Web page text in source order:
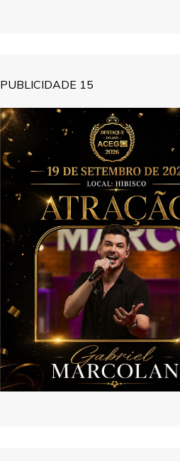
PUBLICIDADE 15